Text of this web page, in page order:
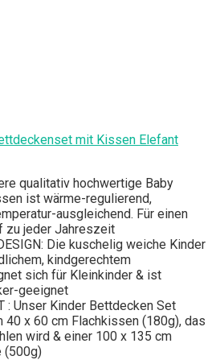
mit Kissen Elefant
qualitativ hochwertige Baby
ist wärme-regulierend,
ausgleichend. Für einen
zu jeder Jahreszeit
Die kuschelig weiche Kinder
kindgerechtem
sich für Kleinkinder & ist
geeignet
: Unser Kinder Bettdecken Set
40 x 60 cm Flachkissen (180g), das
wird & einer 100 x 135 cm
(500g)